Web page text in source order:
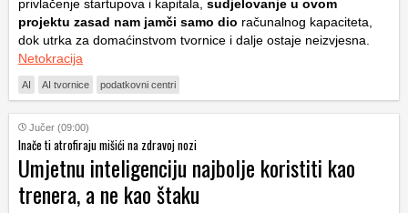
privlačenje startupova i kapitala, sudjelovanje u ovom
projektu zasad nam jamči samo dio računalnog kapaciteta,
dok utrka za domaćinstvom tvornice i dalje ostaje neizvjesna.
Netokracija
AI AI tvornice podatkovni centri
Jučer (09:00)
Inače ti atrofiraju mišići na zdravoj nozi
Umjetnu inteligenciju najbolje koristiti kao
trenera, a ne kao štaku